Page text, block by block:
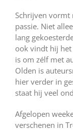
Schrijven vormt
passie. Niet
lang
ook vindt hij
is om zélf met
Olden is
hier verder in
staat hij veel
Afgelopen
verschenen in